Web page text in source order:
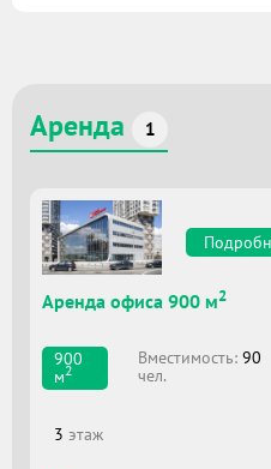
Аренда 1
Аренда офиса 900 м2
900
м2
Вместимоcть:90
чел.
3 этаж